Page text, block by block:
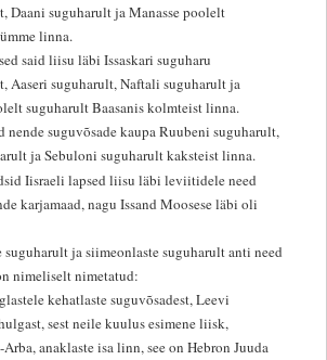
Daani suguharult ja Manasse poolelt
linna.
said liisu läbi Issaskari suguharu
Aaseri suguharult, Naftali suguharult ja
suguharult Baasanis kolmteist linna.
nende suguvõsade kaupa Ruubeni suguharult,
ja Sebuloni suguharult kaksteist linna.
Iisraeli lapsed liisu läbi leviitidele need
karjamaad, nagu Issand Moosese läbi oli
suguharult ja siimeonlaste suguharult anti need
nimeliselt nimetatud:
kehatlaste suguvõsadest, Leevi
sest neile kuulus esimene liisk,
anaklaste isa linn, see on Hebron Juuda